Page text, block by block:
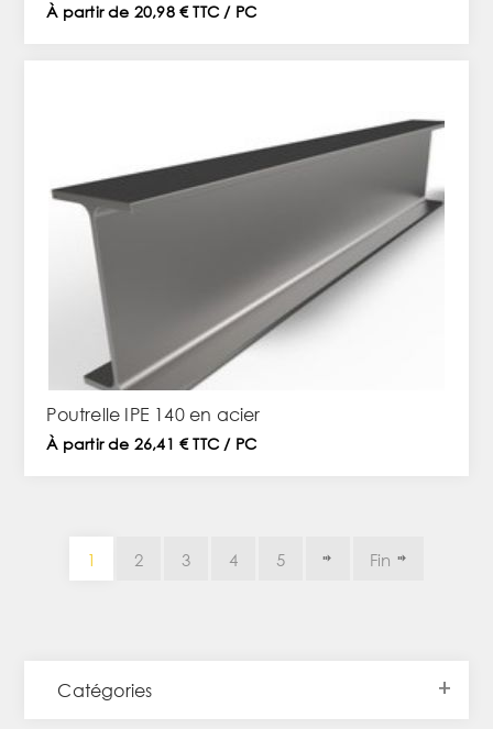
À partir de 20,98 € TTC / PC
Poutrelle IPE 140 en acier
À partir de 26,41 € TTC / PC
1 2 3 4 5 Fin
Catégories